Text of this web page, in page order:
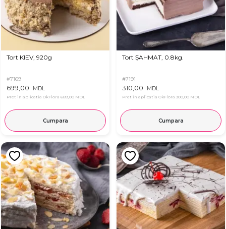
Tort KIEV, 920g
#7169
699,00 MDL
Pret in aplicatia OkFlora 689,00 MDL
Cumpara
Tort ȘAHMAT, 0.8kg.
#7191
310,00 MDL
Pret in aplicatia OkFlora 300,00 MDL
Cumpara